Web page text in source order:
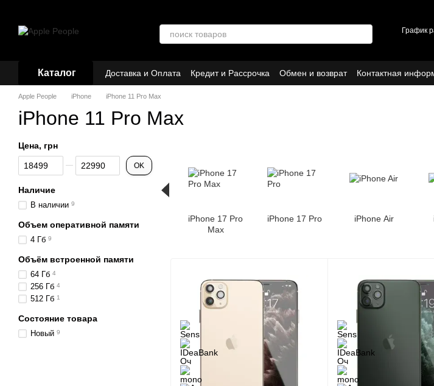
График
Каталог Доставка и Оплата Кредит и Рассрочка Обмен и возврат Контактная
Договор публичной оферты
Партнёры О нас
Apple People iPhone iPhone 11 Pro Max
iPhone 11 Pro Max
iPhone 17 Pro
Max
iPhone 17 Pro iPhone Air
Цена, грн
От Цена, грн
До Цена, грн OK
Наличие
В наличии 9
Объем оперативной памяти
4 Гб 9
Объём встроенной памяти
64 Гб 4
256 Гб 4
512 Гб 1
Состояние товара
Новый 9